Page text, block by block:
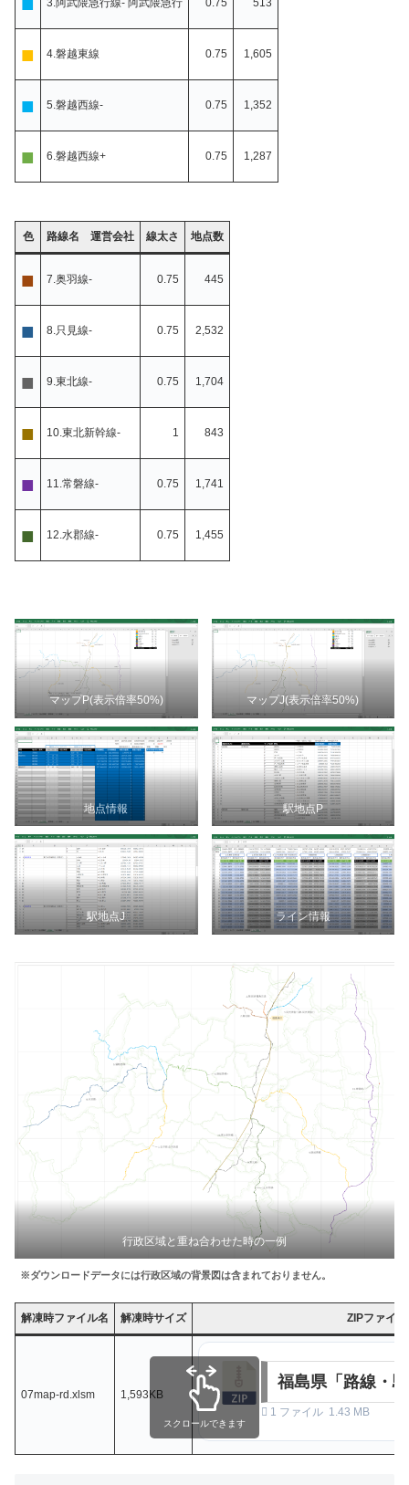
■ 4.磐越東線 0.75 1,605
■ 5.磐越西線- 0.75 1,352
■ 6.磐越西線+ 0.75 1,287
色 路線名 運営会社 線太さ 地点数
■ 7.奥羽線- 0.75 445
■ 8.只見線- 0.75 2,532
■ 9.東北線- 0.75 1,704
■ 10.東北新幹線- 1 843
■ 11.常磐線- 0.75 1,741
■ 12.水郡線- 0.75 1,455
マップP(表示倍率50%) マップJ(表示倍率50%)
地点情報 駅地点P
駅地点J ライン情報
行政区域と重ね合わせた時の一例
※ダウンロードデータには行政区域の背景図は含まれておりません。
解凍時ファイル名 解凍時サイズ ZIPファイ
07map-rd.xlsm 1,593KB
福島県「路線・
1 ファイル 1.43 MB
スクロールできます